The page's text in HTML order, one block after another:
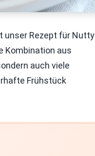
unser Rezept für Nutty
Kombination aus
auch viele
Frühstück